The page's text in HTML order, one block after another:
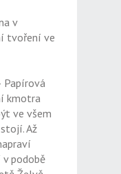
v
tvoření ve
Papírová
kmotra
ve všem
Až
podobě